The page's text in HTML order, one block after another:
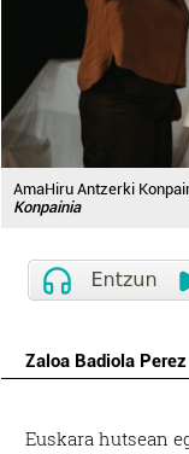
AmaHiru Antzerki
Konpainia
Zaloa Badiola Perez
Euskara hutsean